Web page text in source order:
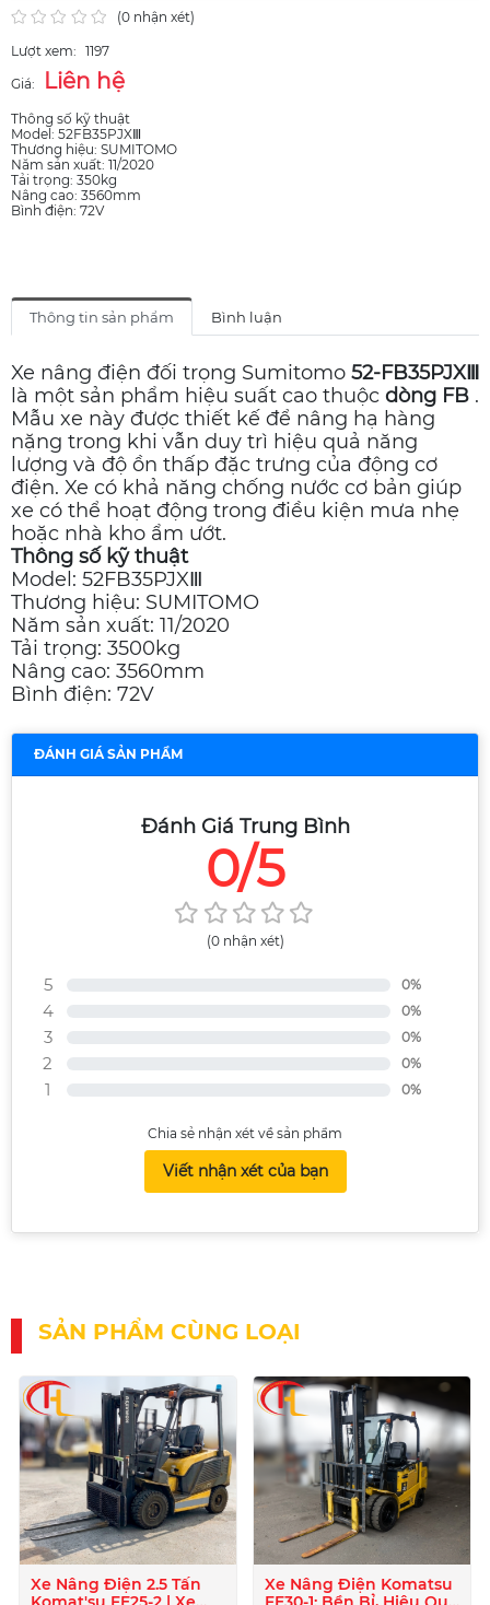
(0 nhận xét)
Lượt xem: 1197
Giá:
Liên hệ
Thông số kỹ thuật
Model: 52FB35PJXⅢ
Thương hiệu: SUMITOMO
Năm sản xuất: 11/2020
Tải trọng: 350kg
Nâng cao: 3560mm
Bình điện: 72V
Thông tin sản phẩm Bình luận
Xe nâng điện đối trọng Sumitomo 52-FB35PJXⅢ
là một sản phẩm hiệu suất cao thuộc dòng FB .
Mẫu xe này được thiết kế để nâng hạ hàng
nặng trong khi vẫn duy trì hiệu quả năng
lượng và độ ồn thấp đặc trưng của động cơ
điện. Xe có khả năng chống nước cơ bản giúp
xe có thể hoạt động trong điều kiện mưa nhẹ
hoặc nhà kho ẩm ướt.
Thông số kỹ thuật
Model: 52FB35PJXⅢ
Thương hiệu: SUMITOMO
Năm sản xuất: 11/2020
Tải trọng: 3500kg
Nâng cao: 3560mm
Bình điện: 72V
ĐÁNH GIÁ SẢN PHẨM
Đánh Giá Trung Bình
0/5
(0 nhận xét)
5 0%
4 0%
3 0%
2 0%
1 0%
Chia sẻ nhận xét về sản phẩm
Viết nhận xét của bạn
SẢN PHẨM CÙNG LOẠI
Xe Nâng Điện 2.5 Tấn
Xe Nâng Điện Komatsu